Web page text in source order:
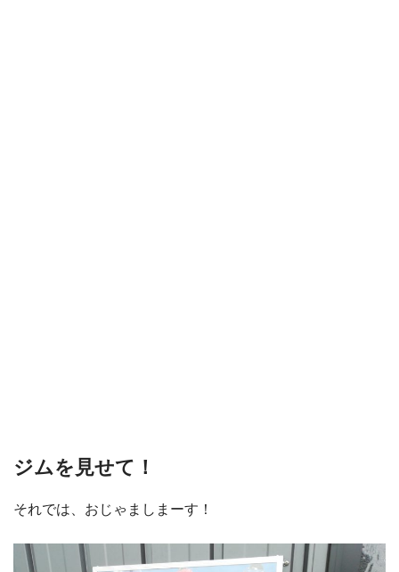
ジムを見せて！
それでは、おじゃましまーす！